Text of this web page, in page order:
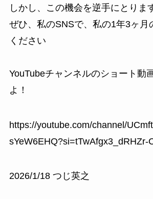
しかし、この機会を逆手にとりま
ぜひ、私のSNSで、私の1年3ヶ月
ください
YouTubeチャンネルのショート動
よ！
https://youtube.com/channel/
sYeW6EHQ?si=tTwAfgx3_dRHZr-
2026/1/18 つじ英之